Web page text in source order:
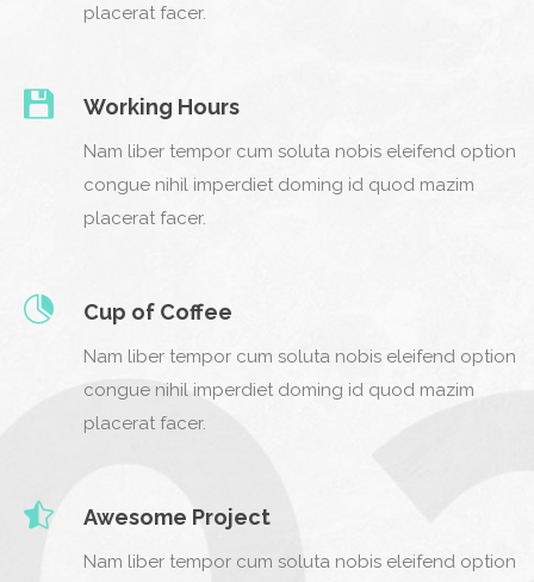
placerat facer.
Working Hours
Nam liber tempor cum soluta nobis eleifend option
congue nihil imperdiet doming id quod mazim
placerat facer.
Cup of Coffee
Nam liber tempor cum soluta nobis eleifend option
congue nihil imperdiet doming id quod mazim
placerat facer.
Awesome Project
Nam liber tempor cum soluta nobis eleifend option